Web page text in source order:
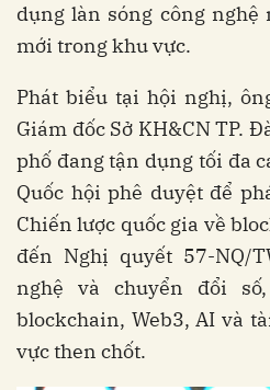
dụng làn sóng công
mới trong khu vực.
Phát biểu tại hội nghị,
Giám đốc Sở KH&CN TP.
phố đang tận dụng tối đa
Quốc hội phê duyệt để
Chiến lược quốc gia về
đến Nghị quyết 57-NQ/
nghệ và chuyển đổi
blockchain, Web3, AI và
vực then chốt.